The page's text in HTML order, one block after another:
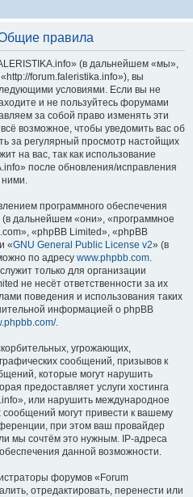
правила
(в дальнейшем «мы»,
forum.faleristika.info»), вы
условиями. Если вы не
и не пользуйтесь форумами
за собой право изменять эти
возможное, чтобы уведомить вас об
за регулярный просмотр настойщих
на вас, так как использование
после обновления/исправления
ними.
программного обеспечения
дальнейшем «они», «программное
«phpBB Limited», «phpBB
«GNU General Public License v2» (в
по адресу www.phpbb.com.
только для организации
не несёт ответственности за их
поведения и использования таких
информацией о phpBB
.
угрожающих,
сообщений, призывов к
которые могут нарушить
предоставляет услуги хостинга
или нарушить международное
могут привести к вашему
при этом ваш провайдер
мы сочтём это нужным. IP-адреса
данной возможности.
форумов «Forum
отредактировать, перенести или